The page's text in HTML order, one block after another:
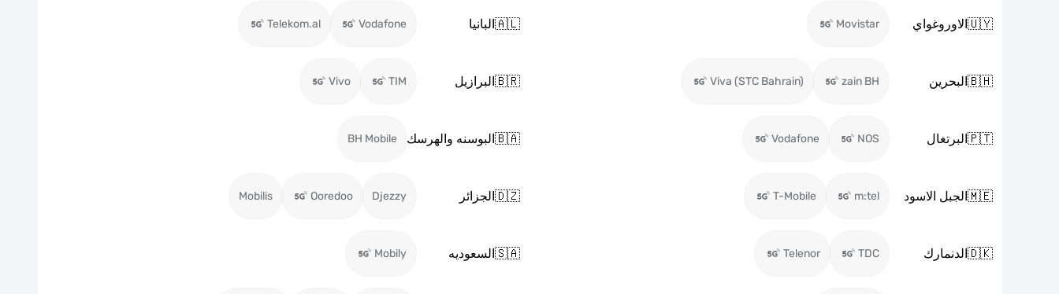
🇺🇾الاوروغواي Movistar
🇦🇱البانيا Vodafone
Telekom.al
🇧🇭البحرين zain BH
Viva (STC Bahrain)
🇧🇷البرازيل TIM
Vivo
🇵🇹البرتغال NOS
Vodafone
🇧🇦البوسنه والهرسك BH Mobile
🇲🇪الجبل الاسود m:tel
T-Mobile
🇩🇿الجزائر Djezzy
Ooredoo
Mobilis
🇩🇰الدنمارك TDC
Telenor
🇸🇦السعوديه Mobily